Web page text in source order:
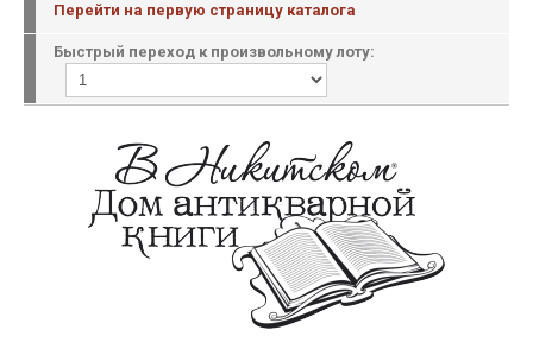
Перейти на первую страницу каталога
Быстрый переход к произвольному лоту: